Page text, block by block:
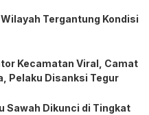
Tergantung Kondisi
Kecamatan Viral, Camat
Pelaku Disanksi Tegur
Sawah Dikunci di Tingkat